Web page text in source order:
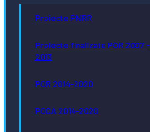
Proiecte PNRR
Proiecte finalizate POR 2007 -
2013
POR 2014-2020
POCA 2014-2020